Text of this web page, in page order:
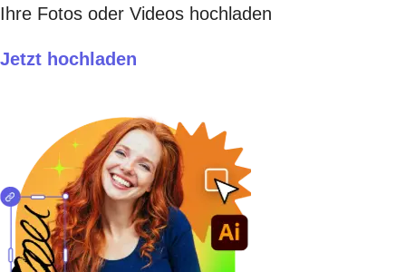
Ihre Fotos oder Videos hochladen
Jetzt hochladen